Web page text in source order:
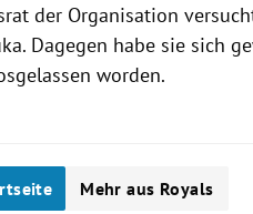
der Organisation
Dagegen habe sie sich
worden.
Mehr aus Royals